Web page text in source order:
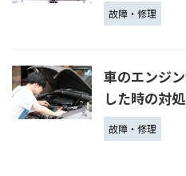
故障・修理
車のエンジ
した時の対
故障・修理